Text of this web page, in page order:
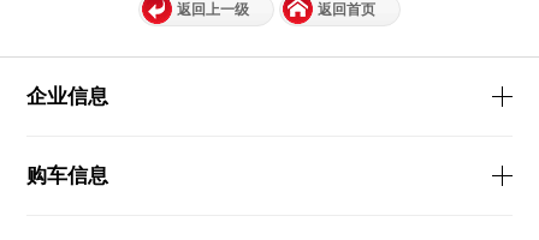
返回上一级 返回首页
企业信息
购车信息